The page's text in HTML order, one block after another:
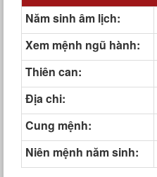
Năm sinh âm lịch:
Xem mệnh ngũ hành:
Thiên can:
Địa chi:
Cung mệnh:
Niên mệnh năm sinh: